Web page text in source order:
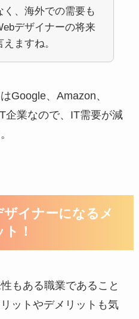
く、海外での需要も
デザイナーの将来
ますね。
Google、Amazon、
企業なので、IT需要が減
イナーになるメ
！
もある職業であること
ットやデメリットも気